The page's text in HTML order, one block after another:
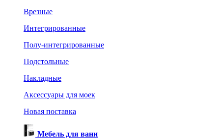
Врезные
Интегрированные
Полу-интегрированные
Подстольные
Накладные
Аксессуары для моек
Новая поставка
Мебель для ванн